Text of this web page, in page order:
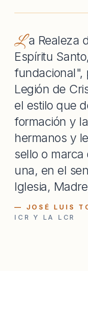
La Realeza de Cristo es, por inspiración del
Espíritu
fundacional",
Legión de
el estilo que
formación y
hermanos y
sello o
una, en el
Iglesia,
— JOSÉ LUIS
ICR Y LA LCR